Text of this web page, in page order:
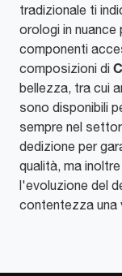
tradizionale ti
orologi in nuance
componenti
composizioni di
bellezza, tra cui
sono disponibili
sempre nel
dedizione per
qualità, ma
l'evoluzione del
contentezza una